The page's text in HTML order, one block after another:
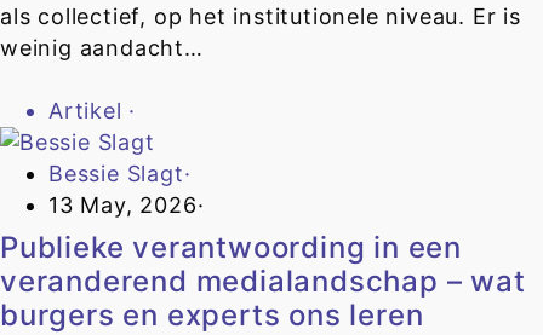
als collectief, op het institutionele niveau. Er is
weinig aandacht…
Artikel ·
Bessie Slagt·
13 May, 2026·
Publieke verantwoording in een
veranderend medialandschap – wat
burgers en experts ons leren